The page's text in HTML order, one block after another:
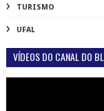
TURISMO
UFAL
VÍDEOS DO CANAL DO